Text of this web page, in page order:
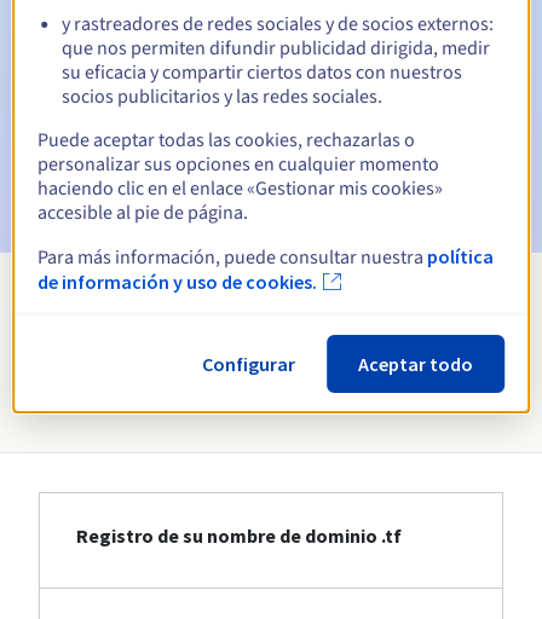
Emails de aviso: 60, 30, 15, 7 y 3 días antes de la fecha de
vencimiento
Email el día del vencimientopara notificar la suspensión
del nombre de dominio
Email tras el periodo de gracia de redenciónpara
notificar la eliminación del nombre de dominio
Información sobre .tf
Registro de su nombre de dominio .tf
y rastreadores de redes sociales y de socios externos:
que nos permiten difundir publicidad dirigida, medir
su eficacia y compartir ciertos datos con nuestros
socios publicitarios y las redes sociales.
Puede aceptar todas las cookies, rechazarlas o
personalizar sus opciones en cualquier momento
haciendo clic en el enlace «Gestionar mis cookies»
accesible al pie de página.
Para más información, puede consultar nuestra política
de información y uso de cookies.
Configurar Aceptar todo